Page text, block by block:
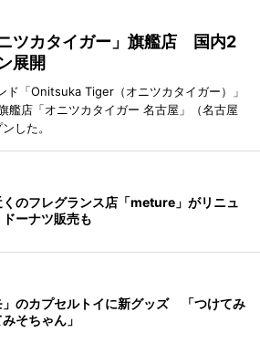
ツカタイガー」旗艦店 国内2
展開
ド「Onitsuka Tiger（オニツカタイガー）」
艦店「オニツカタイガー 名古屋」（名古屋
した。
のフレグランス店「meture」がリニュ
ーナツ販売も
」のカプセルトイに新グッズ 「つけてみ
そちゃん」